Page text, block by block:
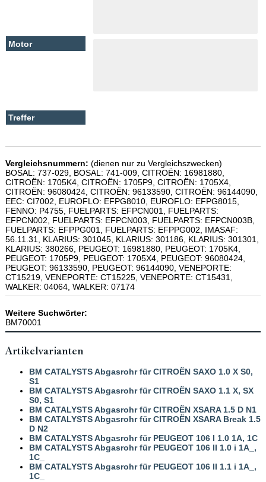
Vergleichsnummern: (dienen nur zu Vergleichszwecken)
BOSAL: 737-029, BOSAL: 741-009, CITROËN: 16981880,
CITROËN: 1705K4, CITROËN: 1705P9, CITROËN: 1705X4,
CITROËN: 96080424, CITROËN: 96133590, CITROËN: 96144090,
EEC: CI7002, EUROFLO: EFPG8010, EUROFLO: EFPG8015,
FENNO: P4755, FUELPARTS: EFPCN001, FUELPARTS:
EFPCN002, FUELPARTS: EFPCN003, FUELPARTS: EFPCN003B,
FUELPARTS: EFPPG001, FUELPARTS: EFPPG002, IMASAF:
56.11.31, KLARIUS: 301045, KLARIUS: 301186, KLARIUS: 301301,
KLARIUS: 380266, PEUGEOT: 16981880, PEUGEOT: 1705K4,
PEUGEOT: 1705P9, PEUGEOT: 1705X4, PEUGEOT: 96080424,
PEUGEOT: 96133590, PEUGEOT: 96144090, VENEPORTE:
CT15219, VENEPORTE: CT15225, VENEPORTE: CT15431,
WALKER: 04064, WALKER: 07174
Weitere Suchwörter:
BM70001
Artikelvarianten
BM CATALYSTS Abgasrohr für CITROËN SAXO 1.0 X S0,
S1
BM CATALYSTS Abgasrohr für CITROËN SAXO 1.1 X, SX
S0, S1
BM CATALYSTS Abgasrohr für CITROËN XSARA 1.5 D N1
BM CATALYSTS Abgasrohr für CITROËN XSARA Break 1.5
D N2
BM CATALYSTS Abgasrohr für PEUGEOT 106 I 1.0 1A, 1C
BM CATALYSTS Abgasrohr für PEUGEOT 106 II 1.0 i 1A_,
1C_
BM CATALYSTS Abgasrohr für PEUGEOT 106 II 1.1 i 1A_,
1C_